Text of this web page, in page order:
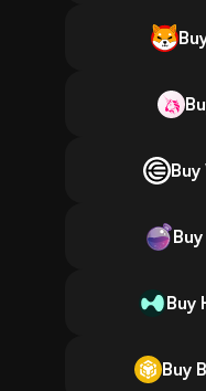
Buy
Buy